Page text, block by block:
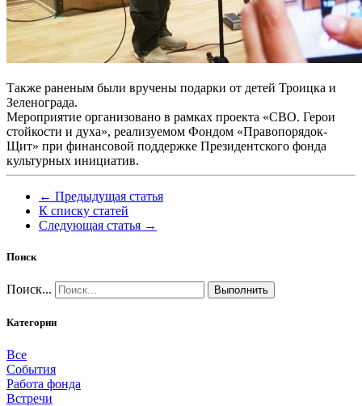
Также раненым были вручены подарки от детей Троицка и
Зеленограда.
Мероприятие организовано в рамках проекта «СВО. Герои
стойкости и духа», реализуемом Фондом «Правопорядок-
Щит» при финансовой поддержке Президентского фонда
культурных инициатив.
← Предыдущая статья
К списку статей
Следующая статья →
Поиск
Поиск... Выполнить
Категории
Все
События
Работа фонда
Встречи